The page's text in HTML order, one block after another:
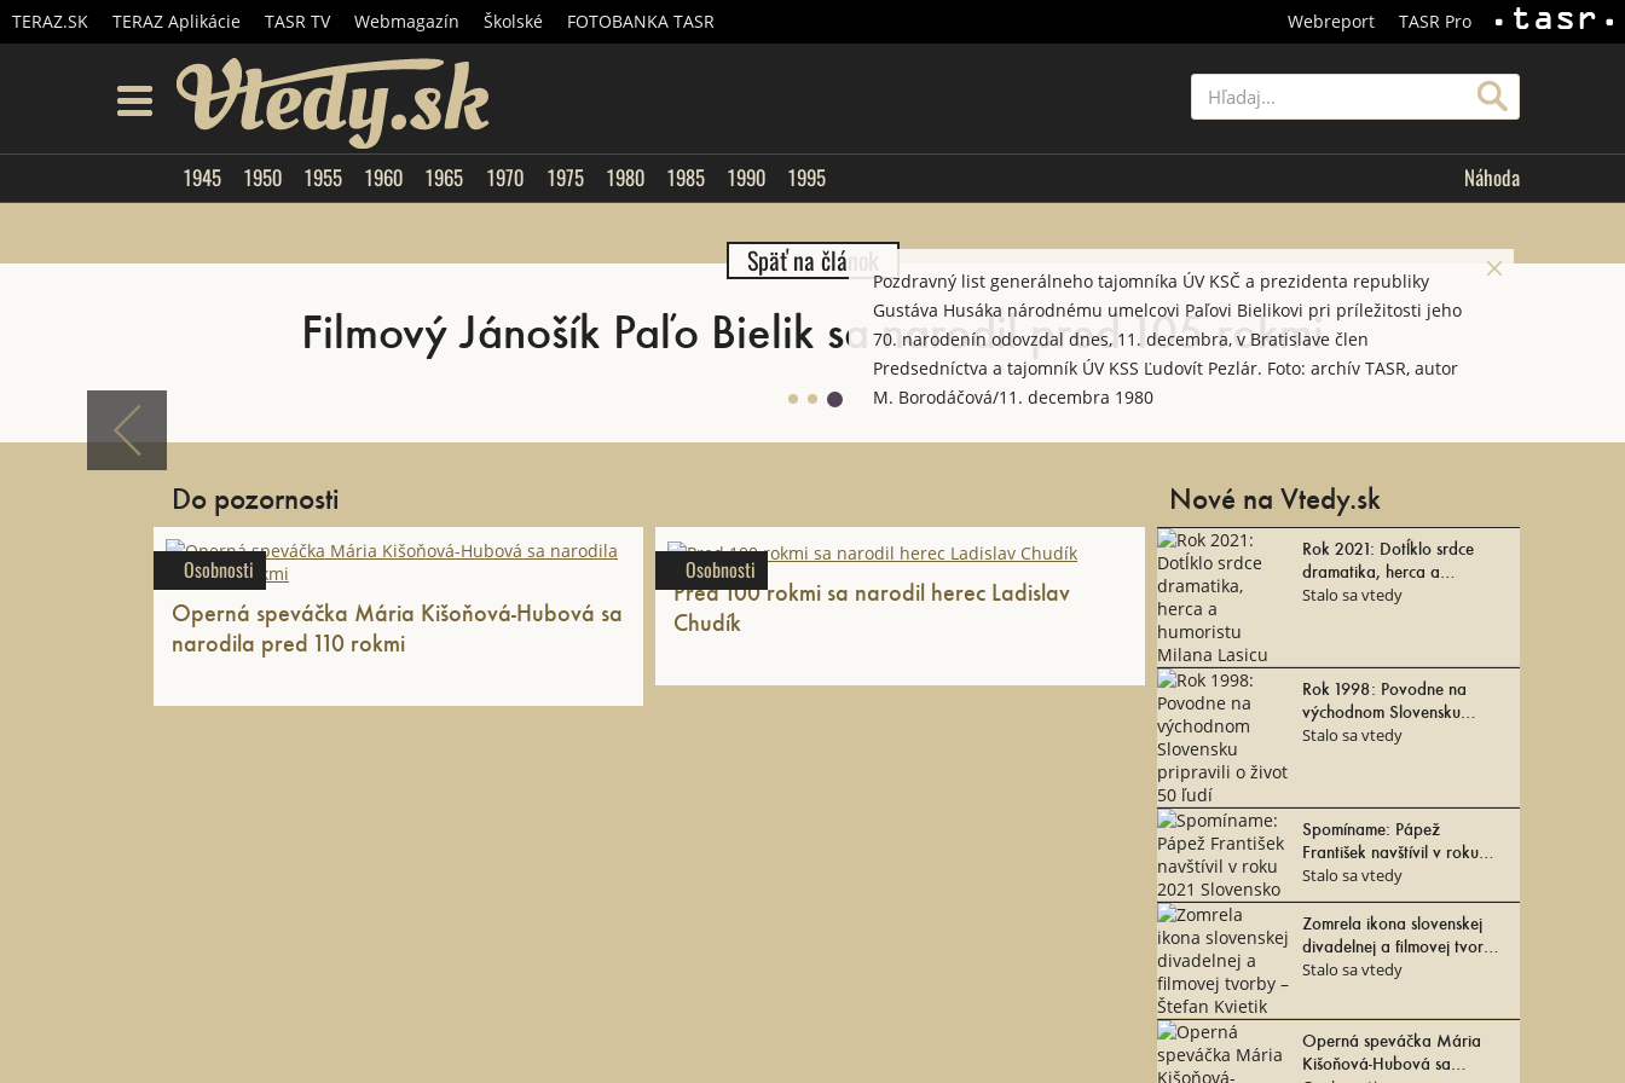
TERAZ.SK TERAZ Aplikácie TASR TV Webmagazín Školské FOTOBANKA TASR Webreport
TASR Pro
1945 1950 1955 1960 1965 1970 1975 1980 1985 1990 1995 Náhoda
Späť na článok
Filmový Jánošík Paľo Bielik sa narodil pred 105 rokmi
Pozdravný list generálneho tajomníka ÚV KSČ a prezidenta republiky
Gustáva Husáka národnému umelcovi Paľovi Bielikovi pri príležitosti jeho
70. narodenín odovzdal dnes, 11. decembra, v Bratislave člen
Predsedníctva a tajomník ÚV KSS Ľudovít Pezlár. Foto: archív TASR, autor
M. Borodáčová/11. decembra 1980
Do pozornosti
Osobnosti
Operná speváčka Mária Kišoňová-Hubová sa
narodila pred 110 rokmi
Osobnosti
Pred 100 rokmi sa narodil herec Ladislav
Chudík
Nové na Vtedy.sk
Rok 2021: Dotĺklo srdce
dramatika, herca a
humoristu Milana Lasicu
Stalo sa vtedy
Rok 1998: Povodne na
východnom Slovensku
pripravili o život 50 ľudí
Stalo sa vtedy
Spomíname: Pápež
František navštívil v roku
2021 Slovensko
Stalo sa vtedy
Zomrela ikona slovenskej
divadelnej a filmovej tvorby
– Štefan Kvietik
Stalo sa vtedy
Operná speváčka Mária
Kišoňová-Hubová sa